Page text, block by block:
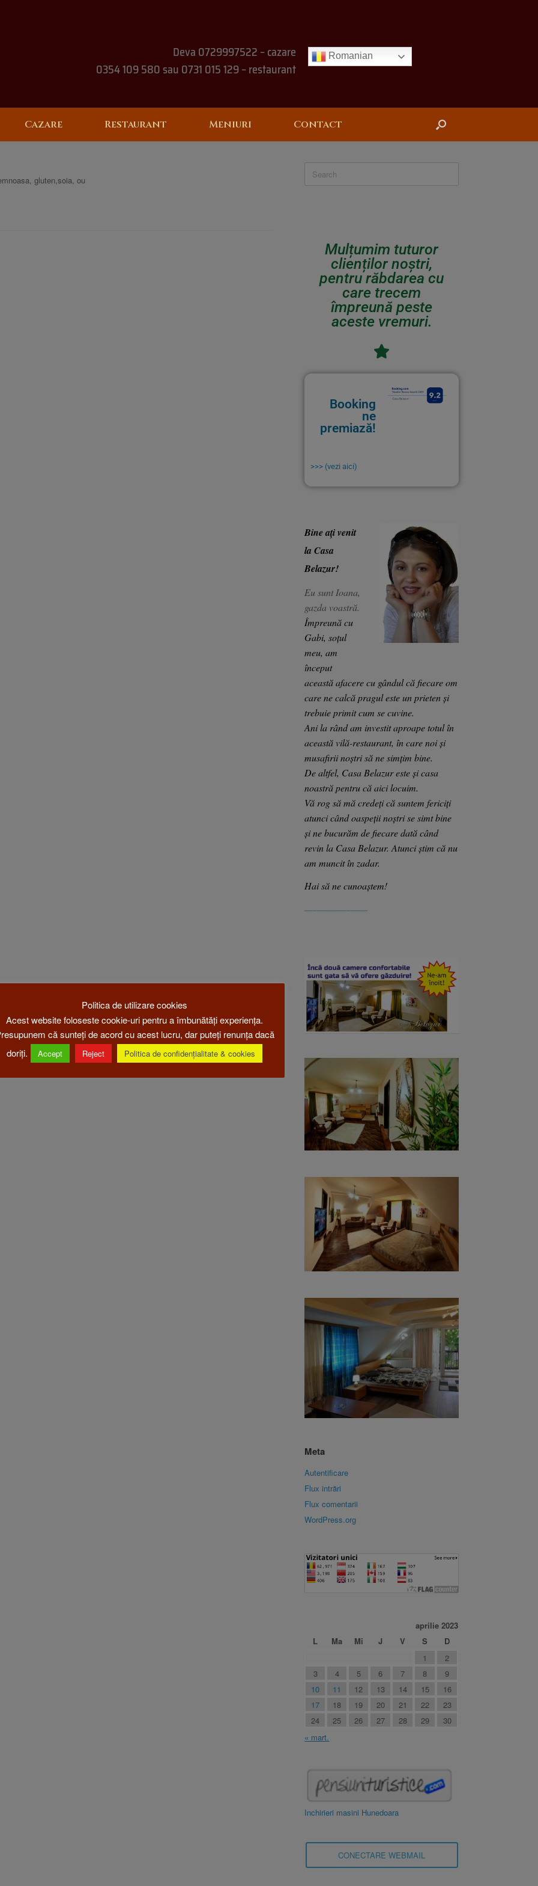
Deva 0729997522 – cazare
0354 109 580 sau 0731 015 129 – restaurant
Romanian
Cazare Restaurant Meniuri Contact
gluten,soia, ou
Mulțumim tuturor
clienților noștri,
pentru răbdarea cu
care trecem
împreună peste
aceste vremuri.
Booking
ne
premiază!
>>> (vezi aici)
Bine ați venit
la Casa
Belazur!
Eu sunt Ioana,
gazda voastră.
Împreună cu
Gabi, soțul
meu, am
început
această afacere cu gândul că fiecare om
care ne calcă pragul este un prieten și
trebuie primit cum se cuvine.
Ani la rând am investit aproape totul în
această vilă-restaurant, în care noi și
musafirii noștri să ne simțim bine.
De altfel, Casa Belazur este și casa
noastră pentru că aici locuim.
Vă rog să mă credeți că suntem fericiți
atunci când oaspeții noștri se simt bine
și ne bucurăm de fiecare dată când
revin la Casa Belazur. Atunci știm că nu
am muncit în zadar.
Hai să ne cunoaștem!
Meta
Autentificare
Flux intrări
Flux comentarii
WordPress.org
aprilie 2023
L
Ma Mi J V S
D
1
2
3
4 5 6 7 8
9
10
11 12 13 14 15
16
17
18 19 20 21 22
23
24
25 26 27 28 29
30
« mart.
Inchirieri masini Hunedoara
CONECTARE WEBMAIL
Politica de utilizare cookies
Acest website foloseste cookie-uri pentru a îmbunătăți experiența.
că sunteți de acord cu acest lucru, dar puteți renunța dacă
doriți.
Accept Reject Politica de confidențialitate & cookies